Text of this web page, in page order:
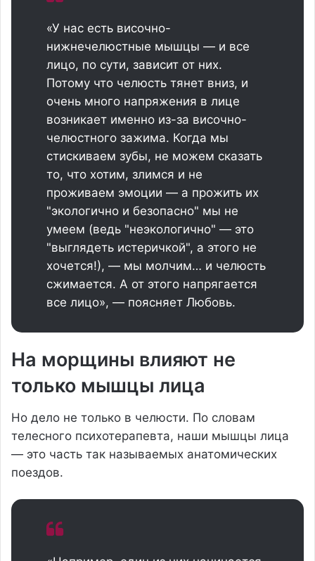
«У нас есть височно-
нижнечелюстные мышцы — и все
лицо, по сути, зависит от них.
Потому что челюсть тянет вниз, и
очень много напряжения в лице
возникает именно из-за височно-
челюстного зажима. Когда мы
стискиваем зубы, не можем сказать
то, что хотим, злимся и не
проживаем эмоции — а прожить их
"экологично и безопасно" мы не
умеем (ведь "неэкологично" — это
"выглядеть истеричкой", а этого не
хочется!), — мы молчим… и челюсть
сжимается. А от этого напрягается
все лицо», — поясняет Любовь.
На морщины влияют не
только мышцы лица
Но дело не только в челюсти. По словам
телесного психотерапевта, наши мышцы лица
— это часть так называемых анатомических
поездов.